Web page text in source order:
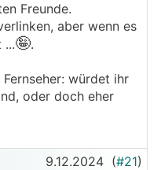
Freunde.
aber wenn es
...🤪.
würdet ihr
oder doch eher
9.12.2024 (#21)